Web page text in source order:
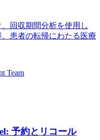
回収期間分析を使用し
患者の転帰にわたる医療
Team
予約とリコール